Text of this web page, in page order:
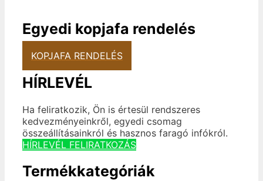
Egyedi kopjafa rendelés
KOPJAFA RENDELÉS
HÍRLEVÉL
Ha feliratkozik, Ön is értesül rendszeres
kedvezményeinkről, egyedi csomag
összeállításainkról és hasznos faragó infókról.
HÍRLEVÉL FELIRATKOZÁS
Termékkategóriák